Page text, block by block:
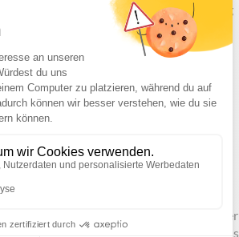
der Firmenveranstaltungen der Rhenag
ein.
entstanden. Für ein Event dieses
undKissen
hergestellt. Diese
Designs geschätzt.
Produkten, beim
Liegestühlen, einem
Ihnen einen reibungslosen Ablauf Ihrer
Ihnen unser Team von der Konzeption bis